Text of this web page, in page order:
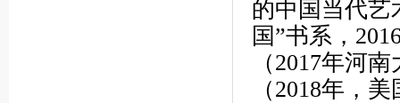
的中国当代艺
国”书系，
（2017年河
（2018年，